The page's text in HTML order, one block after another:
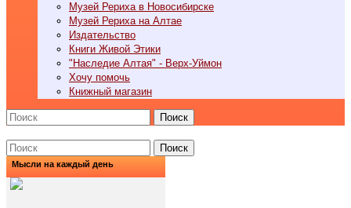
Музей Рериха в Новосибирске
Музей Рериха на Алтае
Издательство
Книги Живой Этики
"Наследие Алтая" - Верх-Уймон
Хочу помочь
Книжный магазин
Поиск
Поиск
Мысли на каждый день